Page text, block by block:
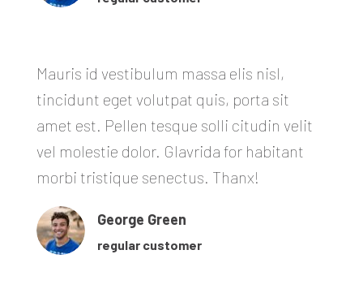
Mauris id vestibulum massa elis nisl,
tincidunt eget volutpat quis, porta sit
amet est. Pellen tesque solli citudin velit
vel molestie dolor. Glavrida for habitant
morbi tristique senectus. Thanx!
George Green
regular customer